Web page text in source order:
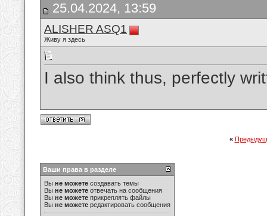
25.04.2024, 13:59
ALISHER ASQ1
Живу я здесь
I also think thus, perfectly
«
Ваши права в разделе
Вы не можете создавать темы
Вы не можете отвечать на сообщения
Вы не можете прикреплять файлы
Вы не можете редактировать сообщения